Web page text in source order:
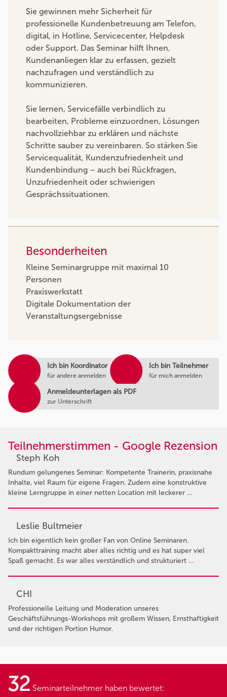
Ich bin Koordinator
für andere anmelden
Ich bin Teilnehmer
für mich anmelden
Anmeldeunterlagen als PDF
zur Unterschrift
Sie gewinnen mehr Sicherheit für
professionelle Kundenbetreuung am Telefon,
digital, in Hotline, Servicecenter, Helpdesk
oder Support. Das Seminar hilft Ihnen,
Kundenanliegen klar zu erfassen, gezielt
nachzufragen und verständlich zu
kommunizieren.
Sie lernen, Servicefälle verbindlich zu
bearbeiten, Probleme einzuordnen, Lösungen
nachvollziehbar zu erklären und nächste
Schritte sauber zu vereinbaren. So stärken Sie
Servicequalität, Kundenzufriedenheit und
Kundenbindung – auch bei Rückfragen,
Unzufriedenheit oder schwierigen
Gesprächssituationen.
Besonderheiten
Kleine Seminargruppe mit maximal 10
Personen
Praxiswerkstatt
Digitale Dokumentation der
Veranstaltungsergebnisse
Teilnehmerstimmen - Google Rezension
Steph Koh
Rundum gelungenes Seminar: Kompetente Trainerin, praxisnahe
Inhalte, viel Raum für eigene Fragen. Zudem eine konstruktive
kleine Lerngruppe in einer netten Location mit leckerer …
Leslie Bultmeier
Ich bin eigentlich kein großer Fan von Online Seminaren.
Kompakttraining macht aber alles richtig und es hat super viel
Spaß gemacht. Es war alles verständlich und strukturiert …
CHI
Professionelle Leitung und Moderation unseres
Geschäftsführungs-Workshops mit großem Wissen, Ernsthaftigkeit
und der richtigen Portion Humor.
32 Seminarteilnehmer haben bewertet: